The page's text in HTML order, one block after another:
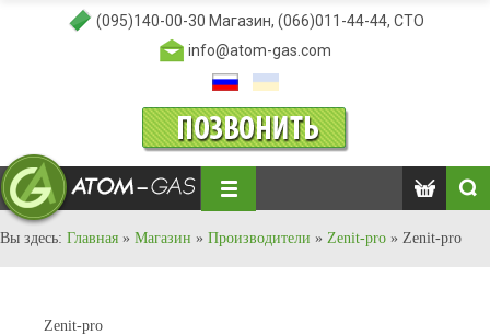
(095)140-00-30 Магазин, (066)011-44-44, СТО
info@atom-gas.com
Вы здесь: Главная » Магазин » Производители » Zenit-pro » Zenit-pro
Zenit-pro